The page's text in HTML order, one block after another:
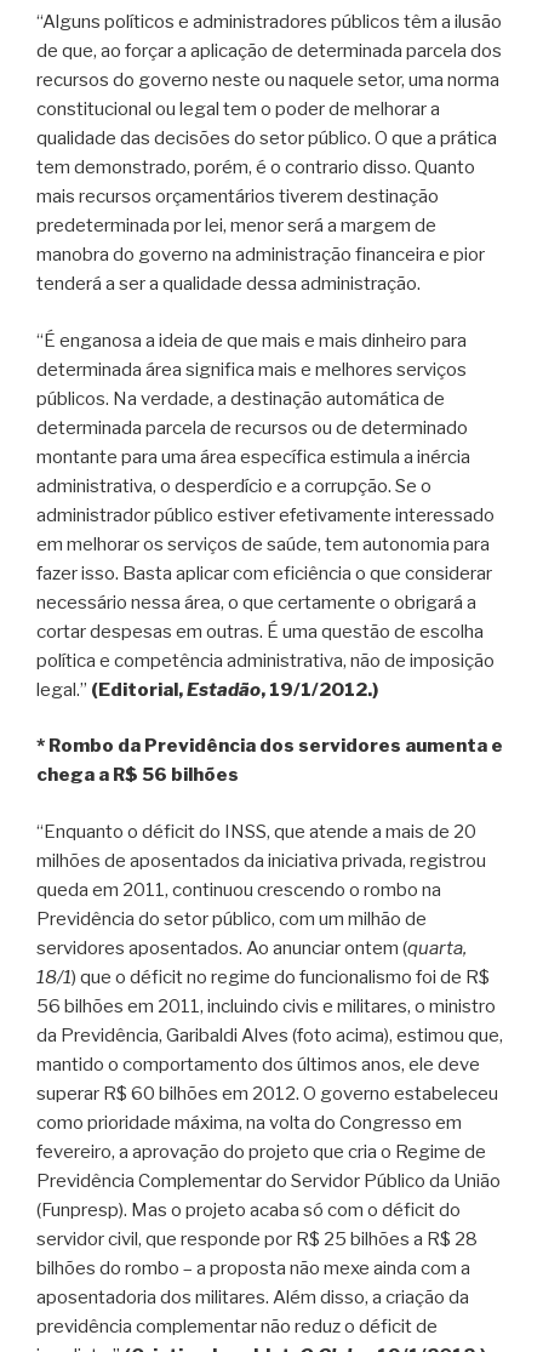
“Alguns políticos e administradores públicos têm a ilusão
de que, ao forçar a aplicação de determinada parcela dos
recursos do governo neste ou naquele setor, uma norma
constitucional ou legal tem o poder de melhorar a
qualidade das decisões do setor público. O que a prática
tem demonstrado, porém, é o contrario disso. Quanto
mais recursos orçamentários tiverem destinação
predeterminada por lei, menor será a margem de
manobra do governo na administração financeira e pior
tenderá a ser a qualidade dessa administração.
“É enganosa a ideia de que mais e mais dinheiro para
determinada área significa mais e melhores serviços
públicos. Na verdade, a destinação automática de
determinada parcela de recursos ou de determinado
montante para uma área específica estimula a inércia
administrativa, o desperdício e a corrupção. Se o
administrador público estiver efetivamente interessado
em melhorar os serviços de saúde, tem autonomia para
fazer isso. Basta aplicar com eficiência o que considerar
necessário nessa área, o que certamente o obrigará a
cortar despesas em outras. É uma questão de escolha
política e competência administrativa, não de imposição
legal.” (Editorial,Estadão, 19/1/2012.)
* Rombo da Previdência dos servidores aumenta e
chega a R$ 56 bilhões
“Enquanto o déficit do INSS, que atende a mais de 20
milhões de aposentados da iniciativa privada, registrou
queda em 2011, continuou crescendo o rombo na
Previdência do setor público, com um milhão de
servidores aposentados. Ao anunciar ontem (quarta,
18/1) que o déficit no regime do funcionalismo foi de R$
56 bilhões em 2011, incluindo civis e militares, o ministro
da Previdência, Garibaldi Alves (foto acima), estimou que,
mantido o comportamento dos últimos anos, ele deve
superar R$ 60 bilhões em 2012. O governo estabeleceu
como prioridade máxima, na volta do Congresso em
fevereiro, a aprovação do projeto que cria o Regime de
Previdência Complementar do Servidor Público da União
(Funpresp). Mas o projeto acaba só com o déficit do
servidor civil, que responde por R$ 25 bilhões a R$ 28
bilhões do rombo – a proposta não mexe ainda com a
aposentadoria dos militares. Além disso, a criação da
previdência complementar não reduz o déficit de